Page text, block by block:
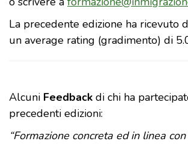
La precedente edizione ha ricevuto
un average rating (gradimento) di
Alcuni Feedback di chi ha
precedenti edizioni:
“Formazione concreta ed in linea